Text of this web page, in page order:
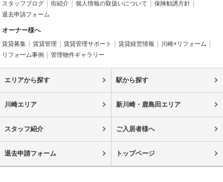
スタッフブログ
街紹介 個人情報の取扱いについて
保険勧誘方針
退去申請フォーム
オーナー様へ
賃貸募集 賃貸管理 賃貸管理サポート 賃貸経営情報
川崎×リフォーム
リフォーム事例
管理物件ギャラリー
エリアから探す 駅から探す
川崎エリア 新川崎・鹿島田エリア
スタッフ紹介 ご入居者様へ
退去申請フォーム トップページ